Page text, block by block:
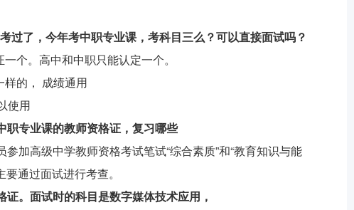
过了，今年考中职专业课，考科目三么？可以直接面试吗？
个。高中和中职只能认定一个。
的， 成绩通用
使用
职专业课的教师资格证，复习哪些
加高级中学教师资格考试笔试“综合素质”和“教育知识与能
通过面试进行考查。
。面试时的科目是数字媒体技术应用，